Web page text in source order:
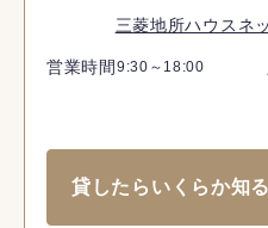
三菱地所ハウスネ
営業時間 9:30～18:00
貸したらいくらか知る